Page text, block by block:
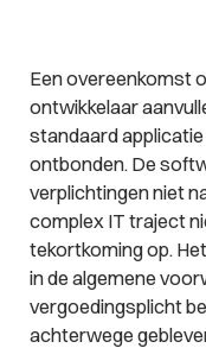
Een overeenkomst
ontwikkelaar
standaard
ontbonden. De
verplichtingen niet
complex IT traject
tekortkoming op.
in de algemene
vergoedingsplicht
achterwege